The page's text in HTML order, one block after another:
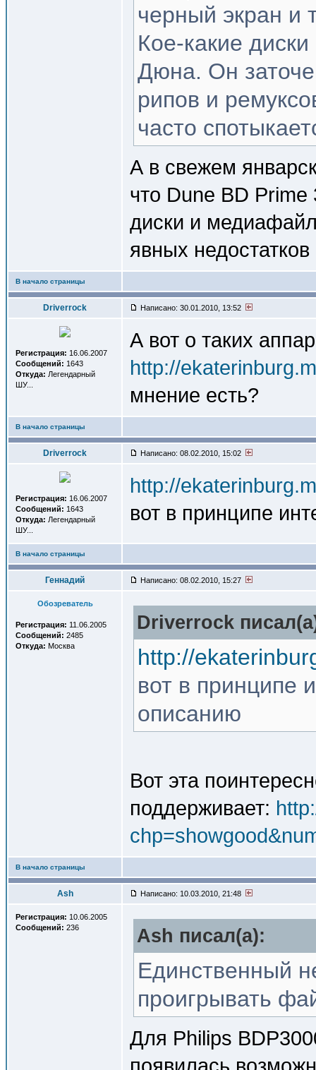
черный экран и
Кое-какие
Дюна. Он
рипов и
часто
А в свежем
что Dune BD
диски и
явных
В начало страницы
Driverrock Написано: 30.01.2010, 13:52
Регистрация: 16.06.2007
Сообщений: 1643
Откуда: Легендарный
ШУ...
А вот о таких
http://
мнение есть?
В начало страницы
Driverrock Написано: 08.02.2010, 15:02
Регистрация: 16.06.2007
Сообщений: 1643
Откуда: Легендарный
ШУ...
http://
вот в принципе
В начало страницы
Геннадий Написано: 08.02.2010, 15:27
Обозреватель
Регистрация: 11.06.2005
Сообщений: 2485
Откуда: Москва
Driverrock
http://
вот в принципе
описанию
Вот эта
поддерживает:
В начало страницы
Ash Написано: 10.03.2010, 21:48
Регистрация: 10.06.2005
Сообщений: 236 Ash писал(a):
Единственный
проигрывать
Для Philips